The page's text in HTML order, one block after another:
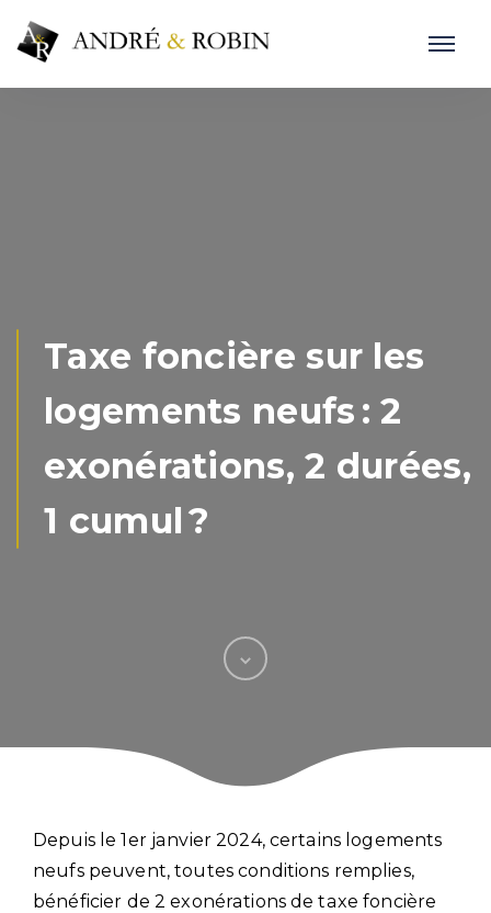
Taxe foncière sur les
logements neufs : 2
exonérations, 2 durées,
1 cumul ?
Depuis le 1er janvier 2024, certains logements
neufs peuvent, toutes conditions remplies,
bénéficier de 2 exonérations de taxe foncière